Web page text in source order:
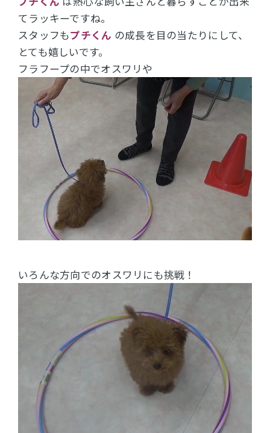
てラッキーですね。
スタッフもプチくん の成長を目の当たりにして、
とても嬉しいです。
フラフープの中でオスワリや
いろんな方向でのオスワリにも挑戦！